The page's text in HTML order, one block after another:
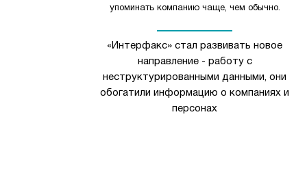
упоминать компанию чаще, чем обычно.
«Интерфакс» стал развивать новое
направление - работу с
неструктурированными данными, они
обогатили информацию о компаниях и
персонах